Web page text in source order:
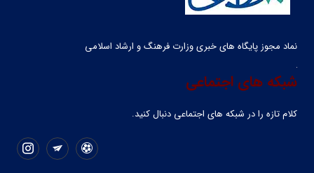
نماد مجوز پایگاه های خبری وزارت فرهنگ و ارشاد اسلامی
شبکه های اجتماعی
کلام تازه را در شبکه ‌های اجتماعی دنبال کنید.